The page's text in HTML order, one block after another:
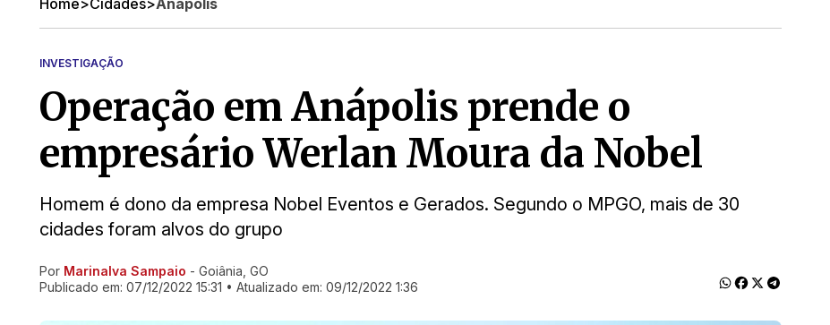
Home>Cidades>Anápolis
INVESTIGAÇÃO
Operação em Anápolis prende o
empresário Werlan Moura da Nobel
Homem é dono da empresa Nobel Eventos e Gerados. Segundo o MPGO, mais de 30
cidades foram alvos do grupo
Ir direto pra matéria
Por Marinalva Sampaio - Goiânia, GO
Publicado em: 07/12/2022 15:31 • Atualizado em: 09/12/2022 1:36